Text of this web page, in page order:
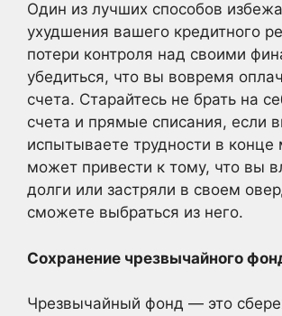
Один из лучших способов
ухудшения вашего кредитного
потери контроля над своими
убедиться, что вы вовремя
счета. Старайтесь не брать на
счета и прямые списания, если
испытываете трудности в конце
может привести к тому, что вы
долги или застряли в своем
сможете выбраться из него.
Сохранение чрезвычайного
Чрезвычайный фонд — это